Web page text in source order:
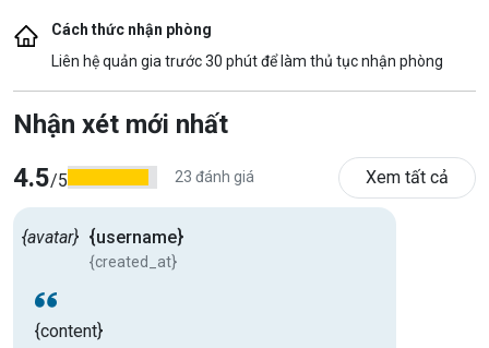
Cách thức nhận phòng
Liên hệ quản gia trước 30 phút để làm thủ tục nhận phòng
Nhận xét mới nhất
4.5/5 23 đánh giá Xem tất cả
{avatar} {username}
{created_at}
{content}